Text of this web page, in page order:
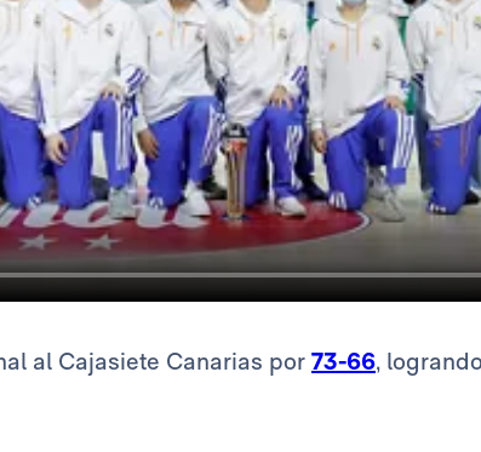
al Cajasiete Canarias por 73-66,